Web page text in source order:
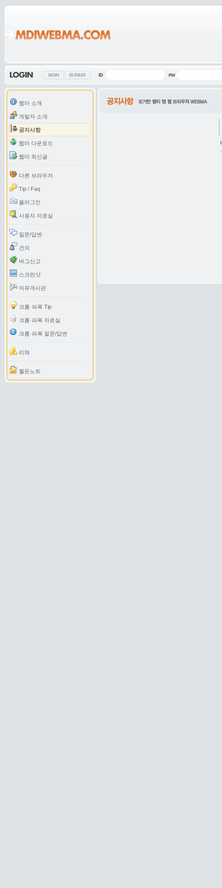
웹마 소개
개발자 소개
공지사항
웹마 다운로드
웹마 최신글
다른 브라우저
Tip / Faq
플러그인
사용자 자료실
질문/답변
건의
버그신고
스크린샷
자유게시판
크롬·파폭 Tip
크롬·파폭 자료실
크롬·파폭 질문/답변
리채
월든노트